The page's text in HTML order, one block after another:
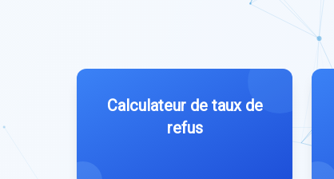
Calculateur de taux de
refus